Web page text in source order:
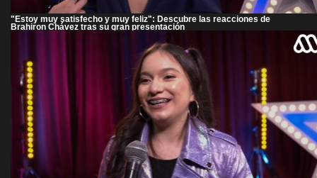
"Estoy muy satisfecho y muy feliz": Descubre las reacciones de
Brahiron Chávez tras su gran presentación